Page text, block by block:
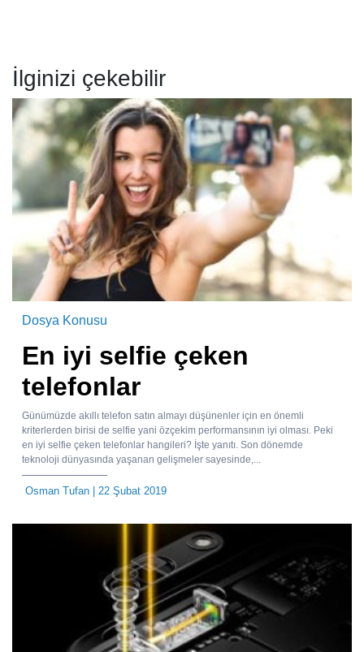
İlginizi çekebilir
Dosya Konusu
En iyi selfie çeken
telefonlar
Günümüzde akıllı telefon satın almayı düşünenler için en önemli
kriterlerden birisi de selfie yani özçekim performansının iyi olması. Peki
en iyi selfie çeken telefonlar hangileri? İşte yanıtı. Son dönemde
teknoloji dünyasında yaşanan gelişmeler sayesinde,...
Osman Tufan | 22 Şubat 2019